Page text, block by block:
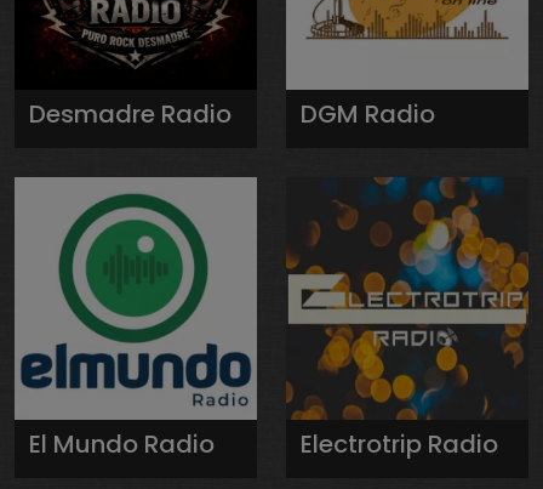
Desmadre Radio DGM Radio
El Mundo Radio Electrotrip Radio